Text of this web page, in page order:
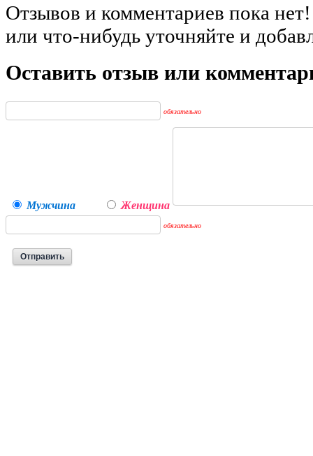
Отзывов и комментариев пока
или что-нибудь уточняйте и
Оставить отзыв или
обязательно
Мужчина Женщина
обязательно